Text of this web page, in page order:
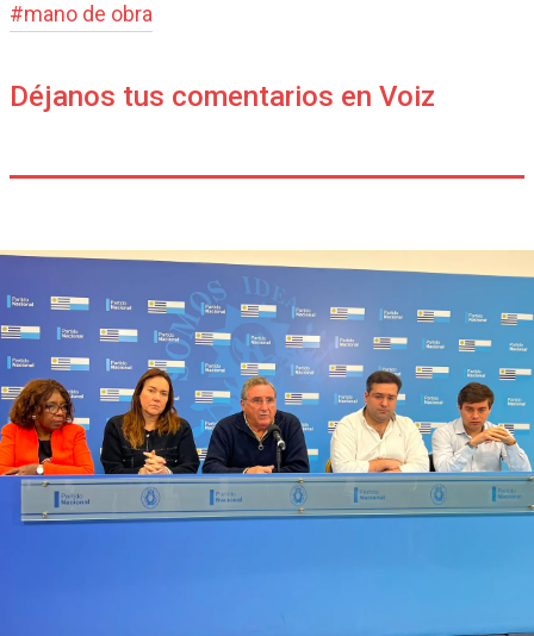
#mano de obra
Déjanos tus comentarios en Voiz